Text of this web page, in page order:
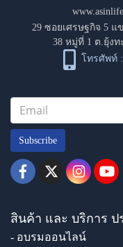
29 ซอยเศรษฐกิจ 5 แ
38 หมู่ที่ 1 ต.ยุ้ง
โทรศัพท์ :
Subscribe
สินค้า และ บริการ ป
- อบรมออนไลน์